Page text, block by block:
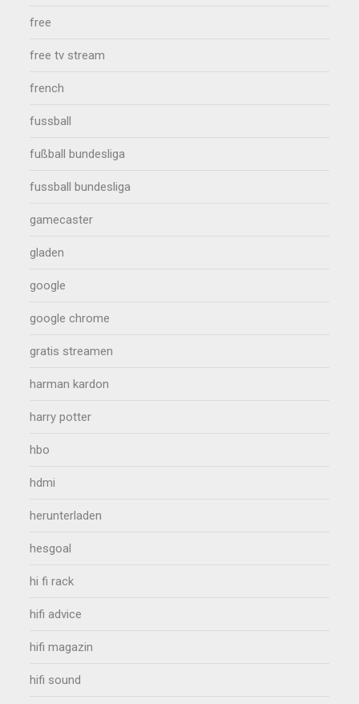
free
free tv stream
french
fussball
fußball bundesliga
fussball bundesliga
gamecaster
gladen
google
google chrome
gratis streamen
harman kardon
harry potter
hbo
hdmi
herunterladen
hesgoal
hi fi rack
hifi advice
hifi magazin
hifi sound